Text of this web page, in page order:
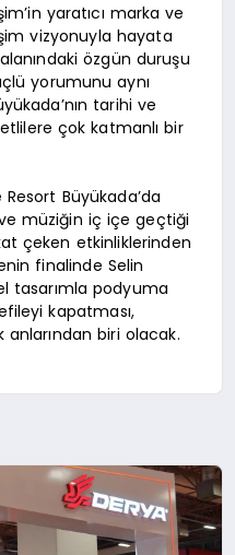
yaratıcı marka ve
vizyonuyla hayata
özgün duruşu
yorumunu aynı
tarihi ve
çok katmanlı bir
Resort Büyükada’da
müziğin iç içe geçtiği
çeken etkinliklerinden
finalinde Selin
tasarımla podyuma
kapatması,
biri olacak.